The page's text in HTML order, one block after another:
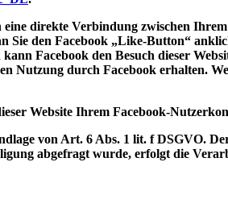
eine direkte Verbindung zwischen
Sie den Facebook „Like-Button“
Facebook den Besuch dieser
Nutzung durch Facebook erhalten.
Website Ihrem Facebook-
von Art. 6 Abs. 1 lit. f DSGVO.
abgefragt wurde, erfolgt die